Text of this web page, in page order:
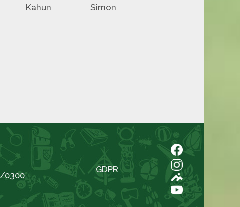
Kahun Simon
0300
GDPR